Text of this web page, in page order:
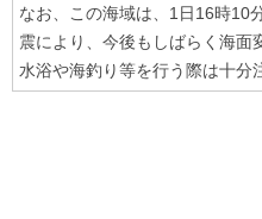
なお、この海域は、1日16時10
震により、今後もしばらく海面
水浴や海釣り等を行う際は十分